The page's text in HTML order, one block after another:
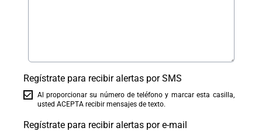
Regístrate para recibir alertas por SMS
Al proporcionar su número de teléfono y marcar esta casilla,
usted ACEPTA recibir mensajes de texto.
Regístrate para recibir alertas por e-mail